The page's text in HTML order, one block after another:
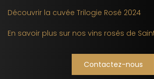
Découvrir la cuvée Trilogie Rosé 2024
En savoir plus sur nos vins rosés de
Contactez-nous